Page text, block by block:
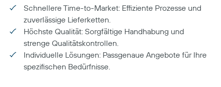
Schnellere Time-to-Market: Effiziente Prozesse und
zuverlässige Lieferketten.
Höchste Qualität: Sorgfältige Handhabung und
strenge Qualitätskontrollen.
Individuelle Lösungen: Passgenaue Angebote für Ihre
spezifischen Bedürfnisse.